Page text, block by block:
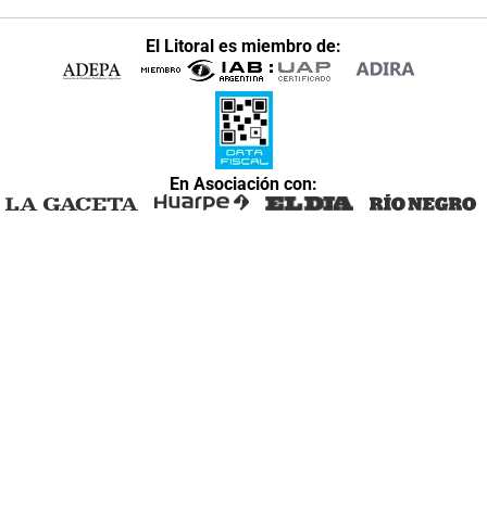
El Litoral es miembro de:
En Asociación con: